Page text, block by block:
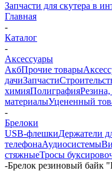
Запчасти для скутера в
Главная
-
Каталог
-
Аксессуары
АкбПрочие товары
дачиЗапчасти
химияПолиграфияРезина,
материалыУцененный
-
Брелоки
USB-флешкиДержатели
телефонаАудиосистемы
стяжныеТросы
-Брелок резиновый байк